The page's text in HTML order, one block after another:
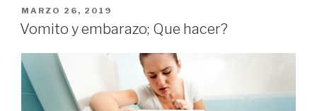
PUBLICADO
EN
MARZO 26, 2019
Vomito y embarazo; Que hacer?